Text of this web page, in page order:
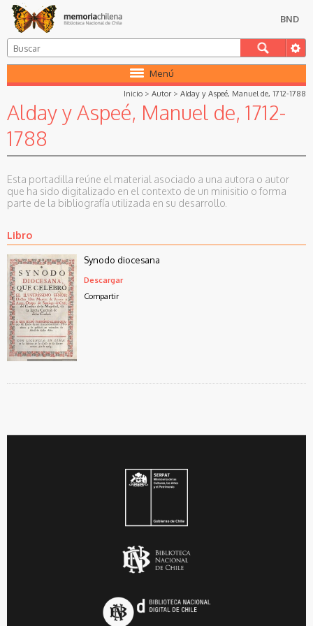
BND
Menú
Inicio > Autor > Alday y Aspeé, Manuel de, 1712-1788
Alday y Aspeé, Manuel de, 1712-
1788
Esta portadilla reúne el material asociado a una autora o autor
que ha sido digitalizado en el contexto de un minisitio o forma
parte de la bibliografía utilizada en su desarrollo.
Libro
Synodo diocesana
Descargar
Compartir